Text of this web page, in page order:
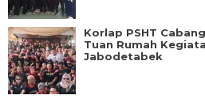
Korlap PSHT
Tuan Rumah
Jabodetabek